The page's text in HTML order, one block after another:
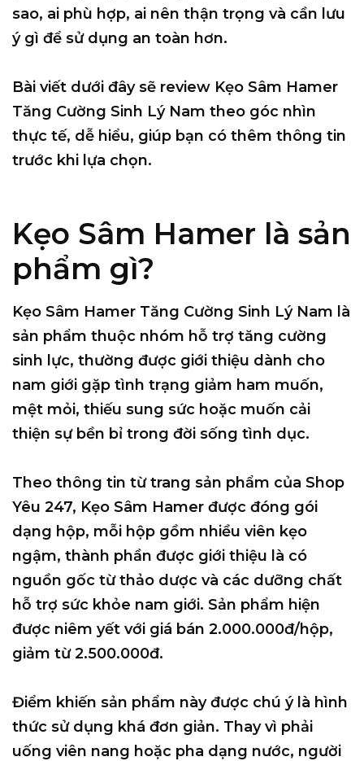
sao, ai phù hợp, ai nên thận trọng và cần lưu
ý gì để sử dụng an toàn hơn.
Bài viết dưới đây sẽ review Kẹo Sâm Hamer
Tăng Cường Sinh Lý Nam theo góc nhìn
thực tế, dễ hiểu, giúp bạn có thêm thông tin
trước khi lựa chọn.
Kẹo Sâm Hamer là sản
phẩm gì?
Kẹo Sâm Hamer Tăng Cường Sinh Lý Nam là
sản phẩm thuộc nhóm hỗ trợ tăng cường
sinh lực, thường được giới thiệu dành cho
nam giới gặp tình trạng giảm ham muốn,
mệt mỏi, thiếu sung sức hoặc muốn cải
thiện sự bền bỉ trong đời sống tình dục.
Theo thông tin từ trang sản phẩm của Shop
Yêu 247, Kẹo Sâm Hamer được đóng gói
dạng hộp, mỗi hộp gồm nhiều viên kẹo
ngậm, thành phần được giới thiệu là có
nguồn gốc từ thảo dược và các dưỡng chất
hỗ trợ sức khỏe nam giới. Sản phẩm hiện
được niêm yết với giá bán 2.000.000đ/hộp,
giảm từ 2.500.000đ.
Điểm khiến sản phẩm này được chú ý là hình
thức sử dụng khá đơn giản. Thay vì phải
uống viên nang hoặc pha dạng nước, người